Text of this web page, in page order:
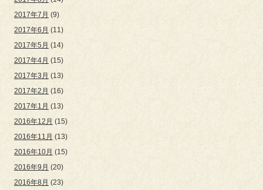
2017年7月 (9)
2017年6月 (11)
2017年5月 (14)
2017年4月 (15)
2017年3月 (13)
2017年2月 (16)
2017年1月 (13)
2016年12月 (15)
2016年11月 (13)
2016年10月 (15)
2016年9月 (20)
2016年8月 (23)